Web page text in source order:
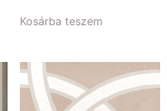
Kosárba teszem